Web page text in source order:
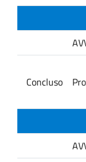
Concluso